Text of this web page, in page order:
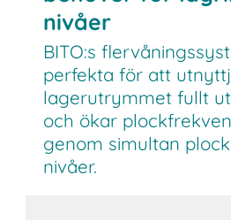
nivåer
BITO:s
perfekta för att
lagerutrymmet fullt
och ökar
genom simultan
nivåer.